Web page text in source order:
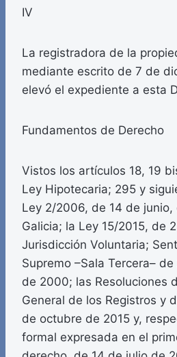
IV
La registradora de la
mediante escrito de 7 de
elevó el expediente a esta
Fundamentos de Derecho
Vistos los artículos 18, 19
Ley Hipotecaria; 295 y
Ley 2/2006, de 14 de
Galicia; la Ley 15/2015, de
Jurisdicción Voluntaria;
Supremo –Sala Tercera–
de 2000; las Resoluciones
General de los Registros y
de octubre de 2015 y,
formal expresada en el